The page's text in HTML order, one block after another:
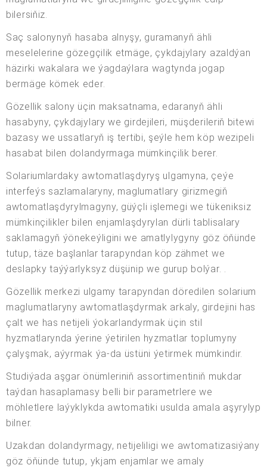
bilersiňiz.
Saç salonynyň hasaba alnyşy, guramanyň ähli
meselelerine gözegçilik etmäge, çykdajylary azaldýan
häzirki wakalara we ýagdaýlara wagtynda jogap
bermäge kömek eder.
Gözellik salony üçin maksatnama, edaranyň ähli
hasabyny, çykdajylary we girdejileri, müşderileriň bitewi
bazasy we ussatlaryň iş tertibi, şeýle hem köp wezipeli
hasabat bilen dolandyrmaga mümkinçilik berer.
Solariumlardaky awtomatlaşdyryş ulgamyna, çeýe
interfeýs sazlamalaryny, maglumatlary girizmegiň
awtomatlaşdyrylmagyny, güýçli işlemegi we tükeniksiz
mümkinçilikler bilen enjamlaşdyrylan dürli tablisalary
saklamagyň ýönekeýligini we amatlylygyny göz öňünde
tutup, täze başlanlar tarapyndan köp zähmet we
deslapky taýýarlyksyz düşünip we gurup bolýar. .
Gözellik merkezi ulgamy tarapyndan döredilen solarium
maglumatlaryny awtomatlaşdyrmak arkaly, girdejini has
çalt we has netijeli ýokarlandyrmak üçin stil
hyzmatlarynda ýerine ýetirilen hyzmatlar toplumyny
çalyşmak, aýyrmak ýa-da üstüni ýetirmek mümkindir.
Studiýada aşgar önümleriniň assortimentiniň mukdar
taýdan hasaplamasy belli bir parametrlere we
möhletlere laýyklykda awtomatiki usulda amala aşyrylyp
bilner.
Uzakdan dolandyrmagy, netijeliligi we awtomatizasiýany
göz öňünde tutup, ykjam enjamlar we amaly